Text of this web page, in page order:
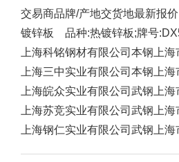
交易商品牌/产地交货地最新报价
镀锌板 品种:热镀锌板;牌号
上海科铭钢材有限公司 本钢 上
上海三中实业有限公司 本钢 上
上海皖众实业有限公司 武钢 上
上海苏竞实业有限公司 武钢 上
上海钢仁实业有限公司 武钢 上